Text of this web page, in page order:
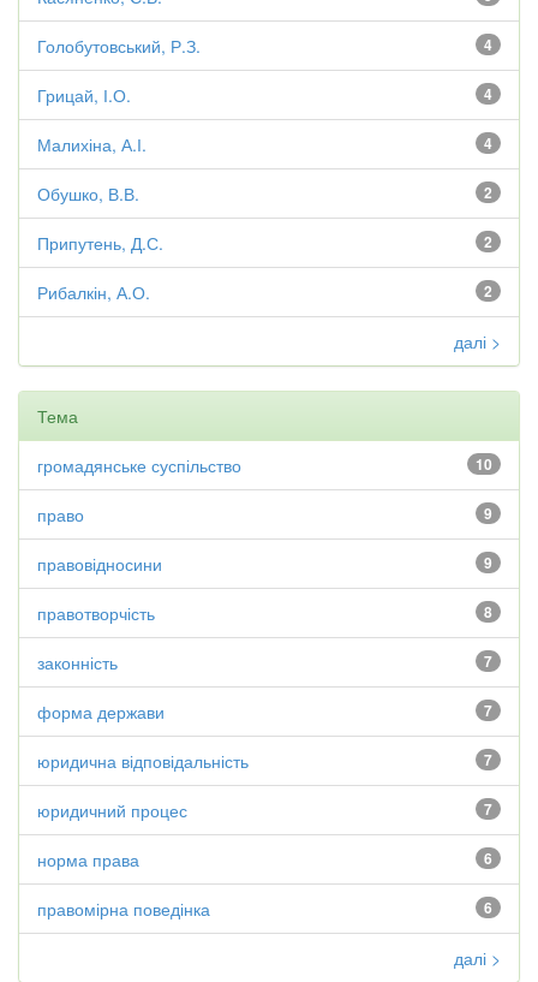
4
Голобутовський, Р.З.
4
Грицай, І.О.
4
Малихіна, А.І.
2
Обушко, В.В.
2
Припутень, Д.С.
2
Рибалкін, А.О.
далі >
Тема
10
громадянське суспільство
9
право
9
правовідносини
8
правотворчість
7
законність
7
форма держави
7
юридична відповідальність
7
юридичний процес
6
норма права
6
правомірна поведінка
далі >